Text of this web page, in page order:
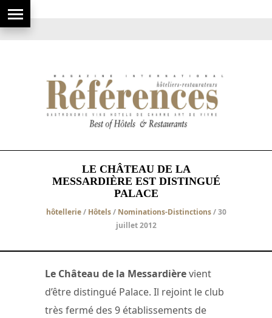
LE CHÂTEAU DE LA
MESSARDIÈRE EST DISTINGUÉ
PALACE
hôtellerie/ Hôtels/ Nominations-Distinctions/ 30
juillet 2012
Le Château de la Messardièrevient
d’être distingué Palace. Il rejoint le club
très fermé des 9 établissements de